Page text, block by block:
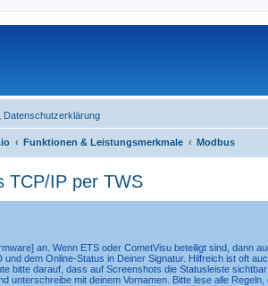
Datenschutzerklärung
Funktionen & Leistungsmerkmale Modbus
TCP/IP per TWS
an. Wenn ETS oder CometVisu beteiligt sind, dann
dem Online-Status in Deiner Signatur. Hilfreich ist oft
bitte darauf, dass auf Screenshots die Statusleiste
unterschreibe mit deinem Vornamen. Bitte lese alle Regeln,